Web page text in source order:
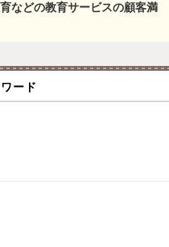
などの教育サービスの顧客満
ード